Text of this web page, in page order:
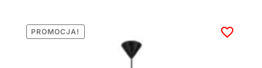
idealnym oświetleniem
na lata.
PROMOCJA!